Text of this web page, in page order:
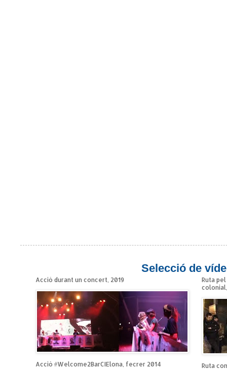
Selecció de
Acció durant un concert, 2019
Acció #Welcome2BarCIElona, fecrer 2014
Ruta
Ruta